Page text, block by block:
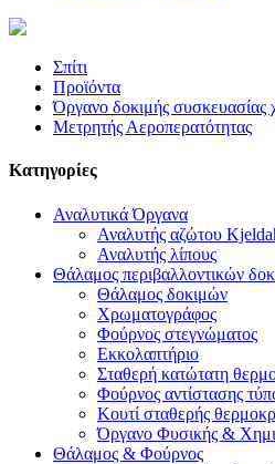
Σπίτι
Προϊόντα
Όργανο δοκιμής συσκευασίας
Μετρητής Αεροπερατότητας
Κατηγορίες
Αναλυτικά Όργανα
Αναλυτής αζώτου
Αναλυτής λίπους
Θάλαμος περιβαλλοντικών
Θάλαμος δοκιμών
Χρωματογράφος
Φούρνος στεγνώματος
Εκκολαπτήριο
Σταθερή κατώτατη
Φούρνος αντίστασης
Κουτί σταθερής
Όργανο Φυσικής &
Θάλαμος & Φούρνος